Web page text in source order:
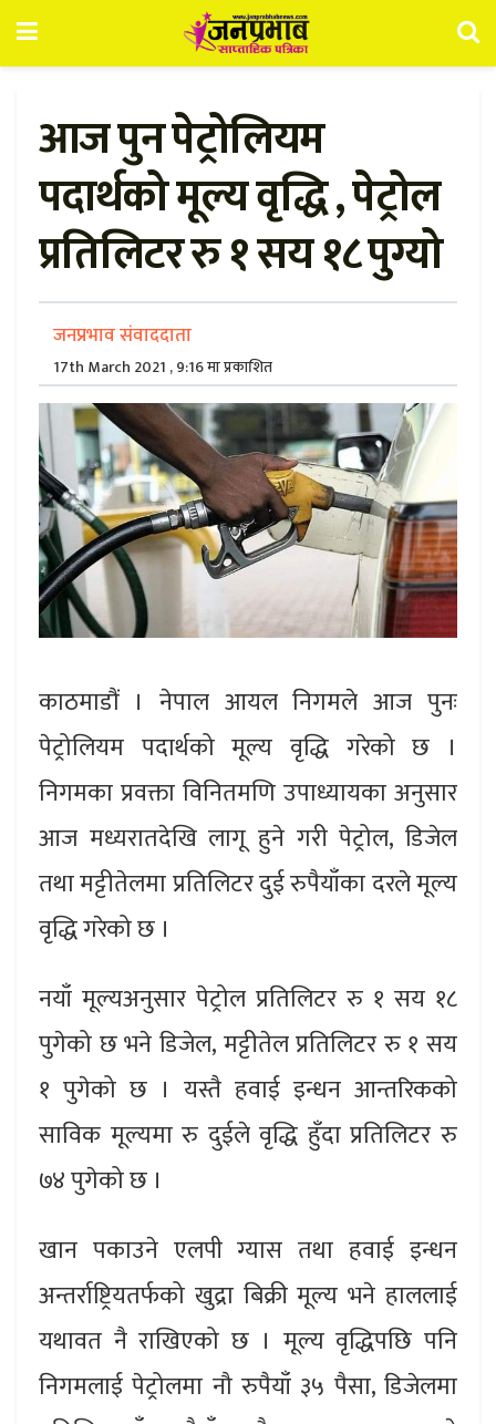
आज पुन पेट्रोलियम
पदार्थको मूल्य वृद्धि , पेट्रोल
प्रतिलिटर रु १ सय १८ पुग्यो
जनप्रभाव संवाददाता
17th March 2021 , 9:16 मा प्रकाशित
काठमाडौं । नेपाल आयल निगमले आज पुनः
पेट्रोलियम पदार्थको मूल्य वृद्धि गरेको छ ।
निगमका प्रवक्ता विनितमणि उपाध्यायका अनुसार
आज मध्यरातदेखि लागू हुने गरी पेट्रोल, डिजेल
तथा मट्टीतेलमा प्रतिलिटर दुई रुपैयाँका दरले मूल्य
वृद्धि गरेको छ ।
नयाँ मूल्यअनुसार पेट्रोल प्रतिलिटर रु १ सय १८
पुगेको छ भने डिजेल, मट्टीतेल प्रतिलिटर रु १ सय
१ पुगेको छ । यस्तै हवाई इन्धन आन्तरिकको
साविक मूल्यमा रु दुईले वृद्धि हुँदा प्रतिलिटर रु
७४ पुगेको छ ।
खान पकाउने एलपी ग्यास तथा हवाई इन्धन
अन्तर्राष्ट्रियतर्फको खुद्रा बिक्री मूल्य भने हाललाई
यथावत नै राखिएको छ । मूल्य वृद्धिपछि पनि
निगमलाई पेट्रोलमा नौ रुपैयाँ ३५ पैसा, डिजेलमा